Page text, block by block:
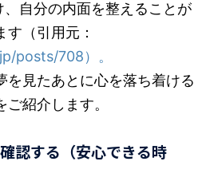
、自分の内面を整えることが
（引用元：
posts/708）。
を見たあとに心を落ち着ける
紹介します。
認する（安心できる時